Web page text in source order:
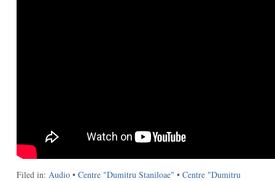
Filed in: Audio• Centre "Dumitru Staniloae" • Centre "Dumitru